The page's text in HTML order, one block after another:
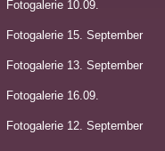
Fotogalerie 10.09.
Fotogalerie 15. September
Fotogalerie 13. September
Fotogalerie 16.09.
Fotogalerie 12. September